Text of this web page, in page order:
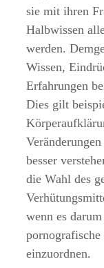
sie mit ihren
Halbwissen
werden.
Wissen,
Erfahrungen
Dies gilt
besser
die Wahl des
wenn es
einzuordnen.